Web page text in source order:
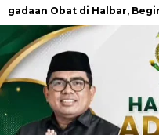
Obat di Halbar, Begini